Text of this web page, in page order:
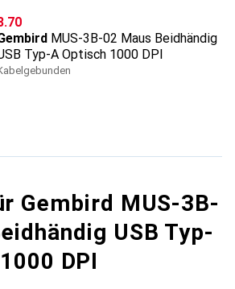
MUS-3B-02 Maus Beidhändig
Typ-A Optisch 1000 DPI
Gembird MUS-3B-
USB Typ-
DPI